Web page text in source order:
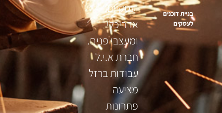
בניית דוכנים
לעסקים
ועסקיים,
אדריכלי
ומעצבי פנים.
חברת א.י.ל
עבודות ברזל
מציעה
פתרונות